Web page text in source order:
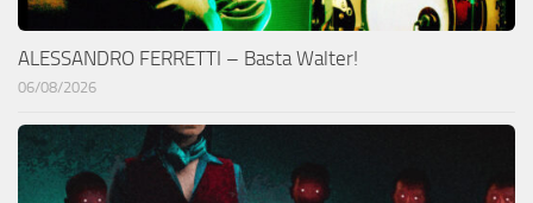
ALESSANDRO FERRETTI – Basta Walter!
06/08/2026